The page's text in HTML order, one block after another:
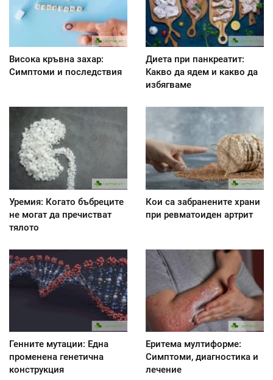
Висока кръвна захар:
Симптоми и последствия
Диета при панкреатит:
Kакво да ядем и какво да
избягваме
Уремия: Когато бъбреците
не могат да пречистват
тялото
Кои са забранените храни
при ревматоиден артрит
Генните мутации: Една
променена генетична
конструкция
Еритема мултиформе:
Симптоми, диагностика и
лечение